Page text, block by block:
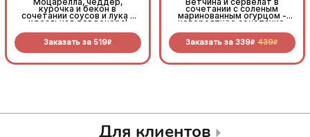
курочка и бекон в
сочетании соусов и лука -
идеальная для вечера!
Заказать за 519R
сочетании с соленым
маринованным огурцом -
невероятное сочетание,
попробовать!
Заказать за 339R 439R
Для клиентов